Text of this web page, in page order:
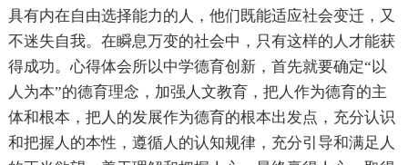
具有内在自由选择能力的人，他们既能适应社会变迁，又
不迷失自我。在瞬息万变的社会中，只有这样的人才能获
得成功。心得体会所以中学德育创新，首先就要确定“以
人为本”的德育理念，加强人文教育，把人作为德育的主
体和根本，把人的发展作为德育的根本出发点，充分认识
和把握人的本性，遵循人的认知规律，充分引导和满足人